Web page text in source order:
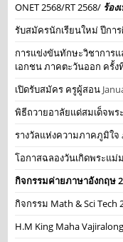
ONET 2568/RT 2568/ ร้อง
รับสมัครนักเรียนใหม่ ปีกา
การแข่งขันทักษะวิชาการแ
เอกชน ภาคตะวันออก ครั้ง
เปิดรับสมัคร ครูผู้สอน
พิธีถวายอาลัยแด่สมเด็จพร
รางวัลแห่งความภาคภูมิใจ
โอกาสฉลองวันเกิดพระแม่
กิจกรรมค่ายภาษาอังกฤษ
กิจกรรม Math & Sci Tech
H.M King Maha